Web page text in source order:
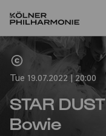
Home
Tue 19.07.2022 | 20:00
STAR
Bowie